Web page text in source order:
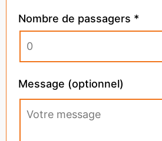
Nombre de passagers *
Message (optionnel)